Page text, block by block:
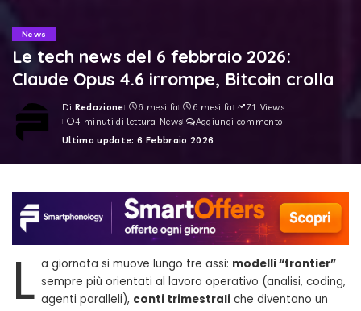
News
Le tech news del 6 febbraio 2026:
Claude Opus 4.6 irrompe, Bitcoin crolla
Posted
by
Di Redazione 6 mesi fa 6 mesi fa
71 Views
4 minuti di lettura News
Aggiungi commento
Ultimo update: 6 Febbraio 2026
L a giornata si muove lungo tre assi: modelli “frontier”
sempre più orientati al lavoro operativo (analisi, coding,
agenti paralleli), conti trimestraliche diventano un